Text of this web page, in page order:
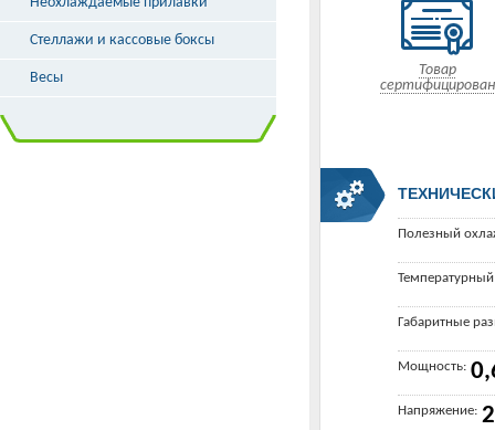
Товар
сертифицирован
Полезный
Габаритные
Мощность:
Напряжение:
Стеллажи и кассовые боксы
Весы